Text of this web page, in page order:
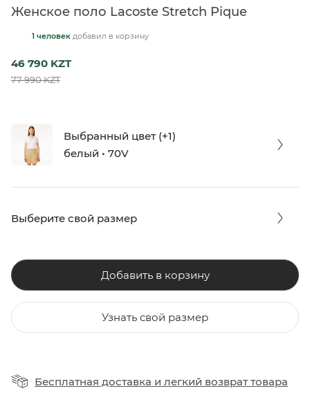
Женское поло Lacoste Stretch Pique
1 человек добавил в корзину
46 790 KZT
77 990 KZT
Выбранный цвет (+1)
белый • 70V
Выберите свой размер
Добавить в корзину
Узнать свой размер
Бесплатная доставка и легкий возврат товара